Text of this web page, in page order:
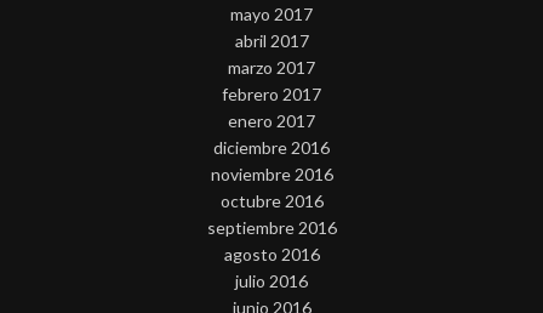
mayo 2017
abril 2017
marzo 2017
febrero 2017
enero 2017
diciembre 2016
noviembre 2016
octubre 2016
septiembre 2016
agosto 2016
julio 2016
junio 2016